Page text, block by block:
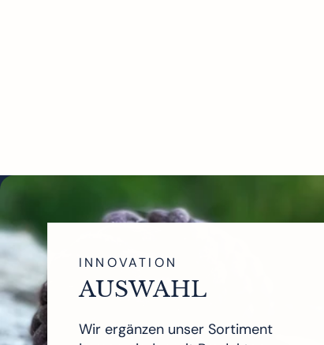
INNOVATION
AUSWAHL
Wir ergänzen unser Sortiment